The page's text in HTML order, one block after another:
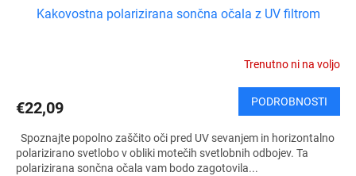
Kakovostna polarizirana sončna očala z UV filtrom
Trenutno ni na voljo
€22,09 PODROBNOSTI
Spoznajte popolno zaščito oči pred UV sevanjem in horizontalno
polarizirano svetlobo v obliki motečih svetlobnih odbojev. Ta
polarizirana sončna očala vam bodo zagotovila...